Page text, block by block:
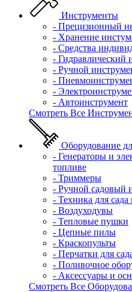
Инструменты
- Прецизионный
- Хранение
- Средства
- Гидравлический
- Ручной
-
-
- Автоинструмент
Смотреть Все
Оборудование
- Генераторы и
топливе
- Триммеры
- Ручной садовый
- Техника для сада
- Воздуходувы
- Тепловые пушки
- Цепные пилы
- Краскопульты
- Перчатки для
- Поливочное
- Аксессуары и
Смотреть Все